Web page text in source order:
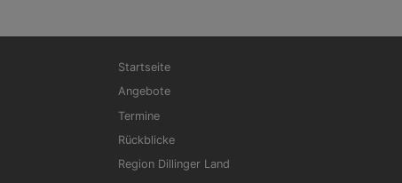
Hauptnavigation
Startseite
Angebote
Termine
Rückblicke
Region Dillinger Land